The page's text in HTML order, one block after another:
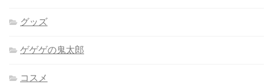
グッズ
ゲゲゲの鬼太郎
コスメ